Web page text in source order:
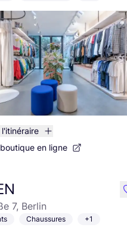
en ligne
7, Berlin
Chaussures +1